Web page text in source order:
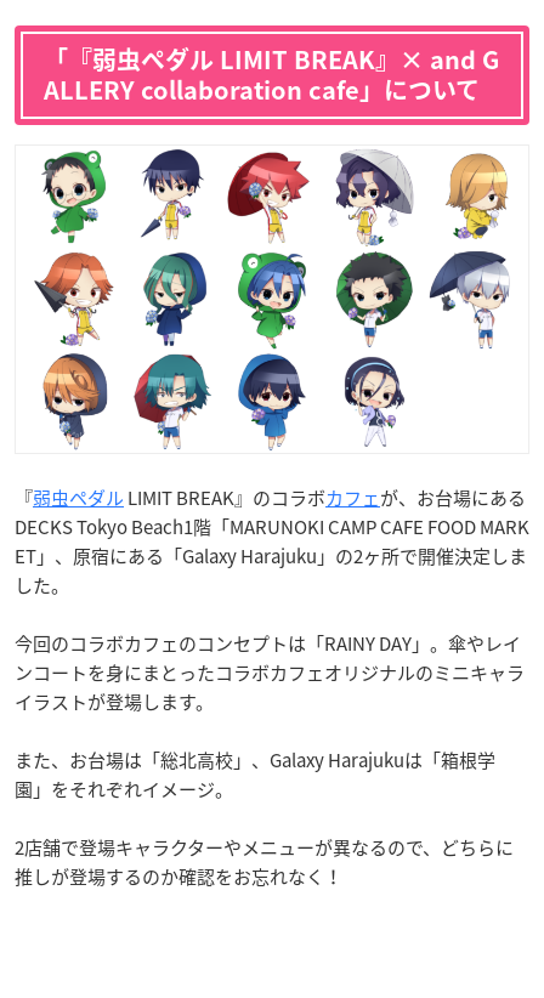
「『弱虫ペダル LIMIT BREAK』× and G
ALLERY collaboration cafe」について
『弱虫ペダル LIMIT BREAK』のコラボカフェが、お台場にある
DECKS Tokyo Beach1階「MARUNOKI CAMP CAFE FOOD MARK
ET」、原宿にある「Galaxy Harajuku」の2ヶ所で開催決定しま
した。
今回のコラボカフェのコンセプトは「RAINY DAY」。傘やレイ
ンコートを身にまとったコラボカフェオリジナルのミニキャラ
イラストが登場します。
また、お台場は「総北高校」、Galaxy Harajukuは「箱根学
園」をそれぞれイメージ。
2店舗で登場キャラクターやメニューが異なるので、どちらに
推しが登場するのか確認をお忘れなく！